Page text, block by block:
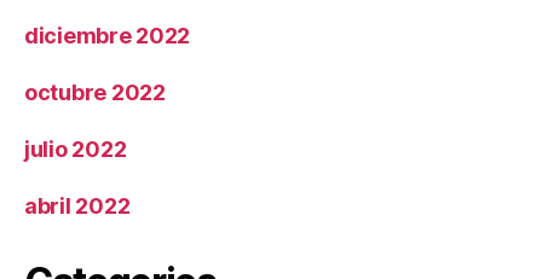
diciembre 2022
octubre 2022
julio 2022
abril 2022